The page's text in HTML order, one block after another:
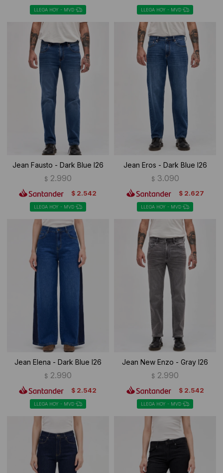
LLEGA HOY - MVD LLEGA HOY - MVD
Jean Fausto - Dark Blue I26
$ 2.990
$ 2.542
LLEGA HOY - MVD
Jean Eros - Dark Blue I26
$ 3.090
$ 2.627
LLEGA HOY - MVD
Jean Elena - Dark Blue I26
$ 2.990
$ 2.542
LLEGA HOY - MVD
Jean New Enzo - Gray I26
$ 2.990
$ 2.542
LLEGA HOY - MVD